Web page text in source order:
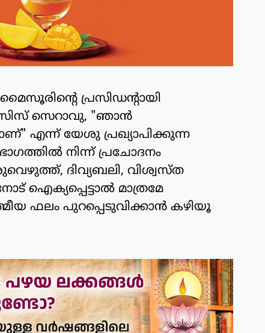
പ്രസിഡന്റായി
സെറാവു, "ഞാൻ
എന്ന് യേശു പ്രഖ്യാപിക്കുന്ന
നിന്ന് പ്രചോദനം
ദിവ്യബലി, വിശ്വസ്ത
ഐക്യപ്പെട്ടാൽ മാത്രമേ
ഫലം പുറപ്പെടുവിക്കാൻ കഴിയൂ